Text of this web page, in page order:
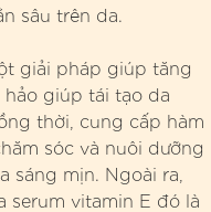
sâu trên da.
giải pháp giúp tăng
giúp tái tạo da
thời, cung cấp hàm
sóc và nuôi dưỡng
sáng mịn. Ngoài ra,
serum vitamin E đó là